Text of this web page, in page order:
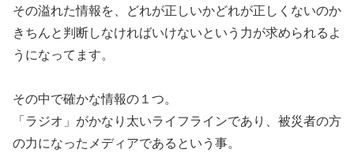
その溢れた情報を、どれが正しいかどれが正しくないのか
きちんと判断しなければいけないという力が求められるよ
うになってます。
その中で確かな情報の１つ。
「ラジオ」がかなり太いライフラインであり、被災者の方
の力になったメディアであるという事。